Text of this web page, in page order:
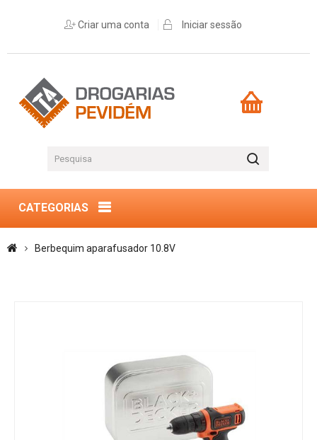
Criar uma conta Iniciar sessão
CATEGORIAS
Berbequim aparafusador 10.8V